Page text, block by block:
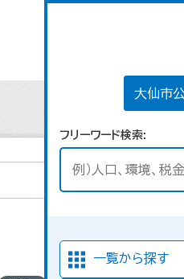
大仙市
フリーワード検索
一覧から探す